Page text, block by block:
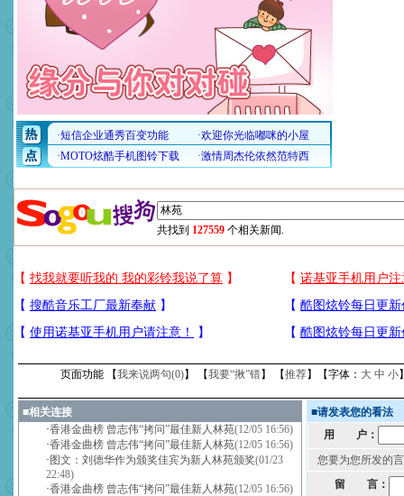
共找到 127559 个相关新闻.
页面功能 【我来说两句(0)】 【我要“揪”错】 【推荐】【字体： 大 中 小
■相关连接
·香港金曲榜 曾志伟“拷问”最佳新人林苑(12/05 16:56)
·香港金曲榜 曾志伟“拷问”最佳新人林苑(12/05 16:56)
· 图文：刘德华作为颁奖佳宾为新人林苑颁奖(01/23
22:48)
·香港金曲榜 曾志伟“拷问”最佳新人林苑(12/05 16:56)
■请发表您的看法
用 户：
您要为您所发的
留 言：